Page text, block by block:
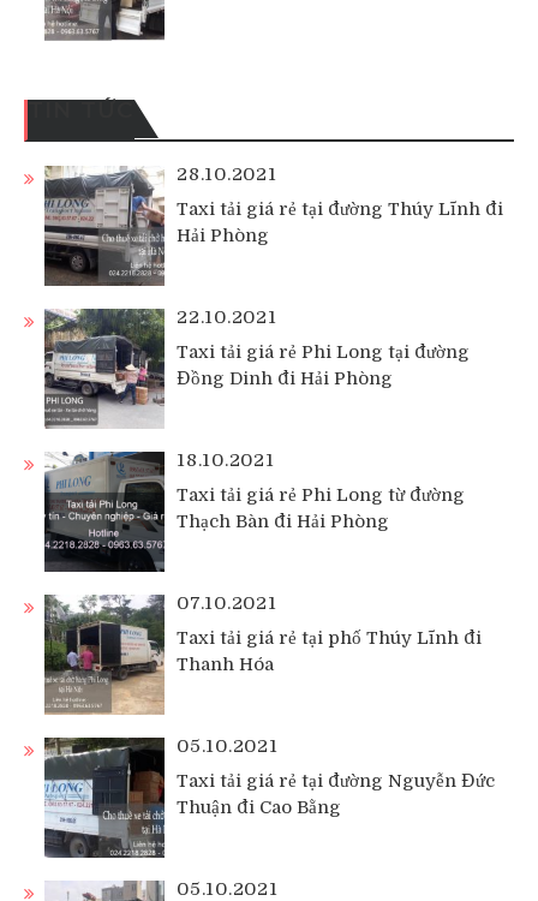
TIN TỨC
28.10.2021
Taxi tải giá rẻ tại đường Thúy Lĩnh đi
Hải Phòng
22.10.2021
Taxi tải giá rẻ Phi Long tại đường
Đồng Dinh đi Hải Phòng
18.10.2021
Taxi tải giá rẻ Phi Long từ đường
Thạch Bàn đi Hải Phòng
07.10.2021
Taxi tải giá rẻ tại phố Thúy Lĩnh đi
Thanh Hóa
05.10.2021
Taxi tải giá rẻ tại đường Nguyễn Đức
Thuận đi Cao Bằng
05.10.2021